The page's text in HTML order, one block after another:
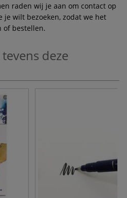
raden wij je aan om contact op
wilt bezoeken, zodat we het
of bestellen.
deze